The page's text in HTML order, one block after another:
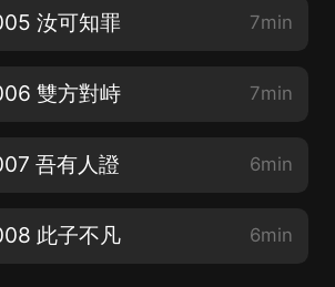
汝可知罪 7min
雙方對峙 7min
吾有人證 6min
此子不凡 6min